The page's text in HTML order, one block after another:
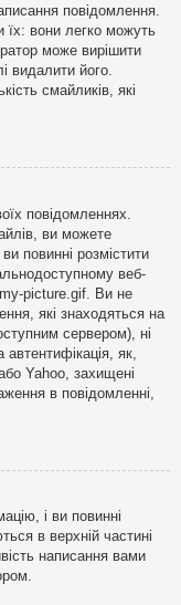
повідомлення.
їх: вони легко можуть
може вирішити
видалити його.
смайликів, які
повідомленнях.
ви можете
повинні розмістити
веб-
picture.gif. Ви не
які знаходяться на
сервером), ні
як,
Yahoo, захищені
в повідомленні,
і ви повинні
в верхній частині
написання вами